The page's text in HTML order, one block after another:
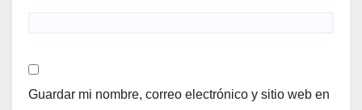
Guardar mi nombre, correo electrónico y sitio web en